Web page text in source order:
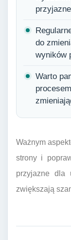
do
wyników
Warto
Ważnym
strony i
przyjazne dla
zwiększają